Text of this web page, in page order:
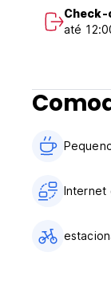
Check out
Pagamento
Política de
Geral:
Não há
Receção
Check-
até
Internet